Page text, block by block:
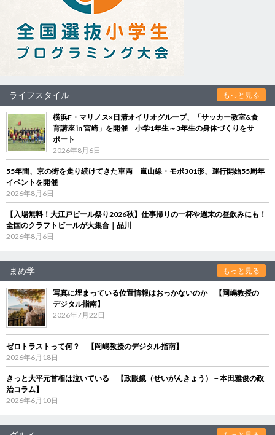
ライフスタイル もっと見る
横浜F・マリノス×日清オイリオグループ、「サッカー教室&食
育講座 in 宮崎」を開催 小学1年生～3年生の身体づくりをサ
ポート
2026年8月6日
55年間、京の街を走り続けてきた車両 嵐山線・モボ301形、運行開始55周年
イベントを開催
2026年8月6日
【入場無料！大江戸ビール祭り2026秋】仕事帰りの一杯や週末の昼飲みにも！
全国のクラフトビールが大集合｜品川
2026年8月6日
まめ学 もっと見る
写真に埋まっている位置情報はおっかないのか 【岡嶋教授の
デジタル指南】
2026年7月22日
ゼロトラストって何？ 【岡嶋教授のデジタル指南】
2026年6月18日
きっと大平元首相は泣いている 【政眼鏡（せいがんきょう）－本田雅俊の政
治コラム】
2026年6月10日